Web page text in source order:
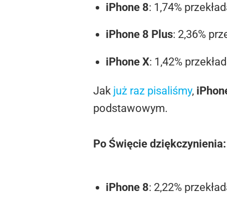
iPhone 8: 1,74%
iPhone 8 Plus: 2,36%
iPhone X: 1,42%
Jak już raz pisaliśmy,
podstawowym.
Po Święcie dziękczynienia:
iPhone 8: 2,22%